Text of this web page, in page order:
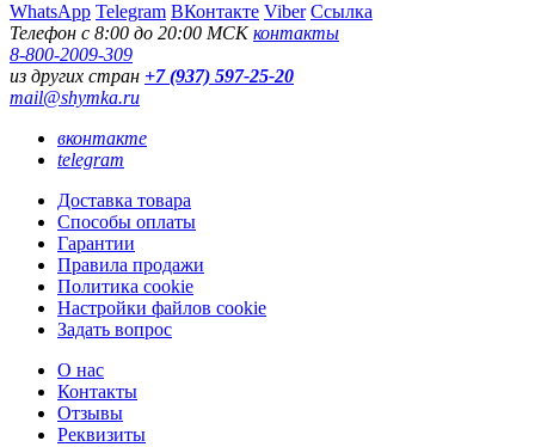
WhatsApp Telegram ВКонтакте Viber Ссылка
Телефон с 8:00 до 20:00 МСКконтакты
8-800-2009-309
из других стран +7 (937) 597-25-20
mail@shymka.ru
вконтакте
telegram
Доставка товара
Способы оплаты
Гарантии
Правила продажи
Политика cookie
Настройки файлов cookie
Задать вопрос
О нас
Контакты
Отзывы
Реквизиты